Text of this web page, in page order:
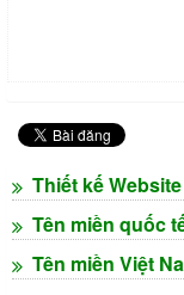
Thiết kế Website
Tên miền quốc
Tên miền Việt